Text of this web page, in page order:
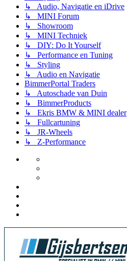
↳ Audio, Navigatie en iDrive
↳ MINI Forum
↳ Showroom
↳ MINI Techniek
↳ DIY: Do It Yourself
↳ Performance en Tuning
↳ Styling
↳ Audio en Navigatie
BimmerPortal Traders
↳ Autoschade van Duin
↳ BimmerProducts
↳ Ekris BMW & MINI dealer
↳ Fullcartuning
↳ JR-Wheels
↳ Z-Performance